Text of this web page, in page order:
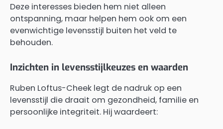
Deze interesses bieden hem niet alleen
ontspanning, maar helpen hem ook om een
evenwichtige levensstijl buiten het veld te
behouden.
Inzichten in levensstijlkeuzes en waarden
Ruben Loftus-Cheek legt de nadruk op een
levensstijl die draait om gezondheid, familie en
persoonlijke integriteit. Hij waardeert: